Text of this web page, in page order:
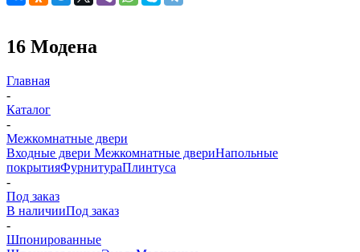
16 Модена
Главная
-
Каталог
-
Межкомнатные двери
Входные двери Межкомнатные двериНапольные
покрытияФурнитураПлинтуса
-
Под заказ
В наличииПод заказ
-
Шпонированные